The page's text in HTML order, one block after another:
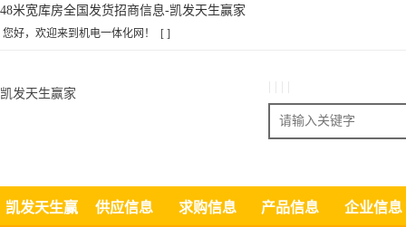
48米宽库房全国发货招商信息-凯发天生赢家
您好，欢迎来到机电一体化网！ [ ]
凯发天生赢家
搜索
凯发天生赢 供应信息 求购信息 产品信息 企业信息